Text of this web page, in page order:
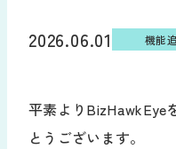
料金・プラン
導入事例
お役立ち資料
2026.06.01 機能
平素よりBizHawkEye
とうございます。